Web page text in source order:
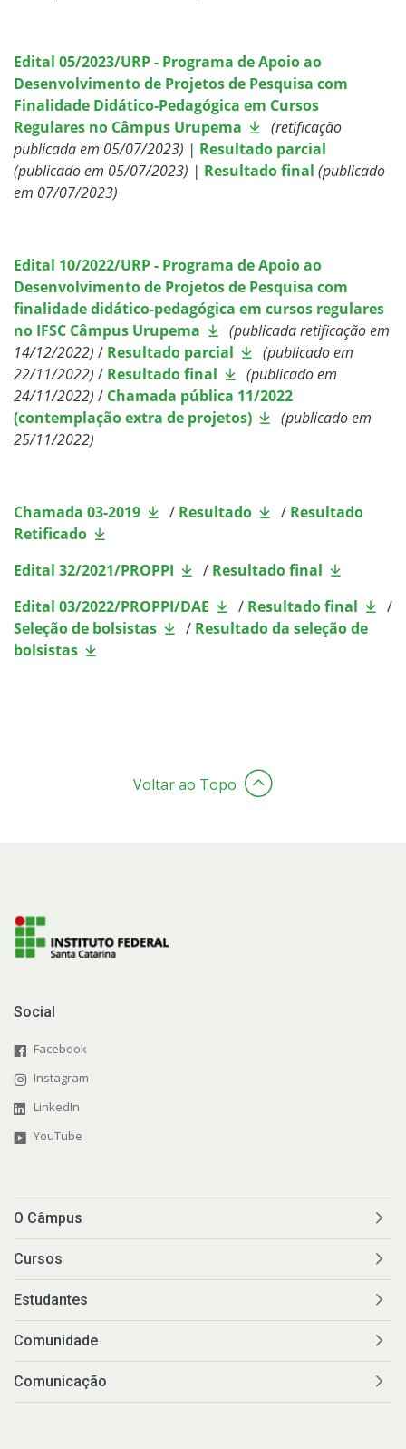
Edital 05/2023/URP - Programa de Apoio ao
Desenvolvimento de Projetos de Pesquisa com
Finalidade Didático-Pedagógica em Cursos
Regulares no Câmpus Urupema
(retificação
publicada em 05/07/2023) | Resultado parcial
(publicado em 05/07/2023) | Resultado final (publicado
em 07/07/2023)
Edital 10/2022/URP - Programa de Apoio ao
Desenvolvimento de Projetos de Pesquisa com
finalidade didático-pedagógica em cursos regulares
no IFSC Câmpus Urupema
(publicada retificação em
14/12/2022) / Resultado parcial
(publicado em
22/11/2022) / Resultado final
(publicado em
24/11/2022) / Chamada pública 11/2022
(contemplação extra de projetos)
(publicado em
25/11/2022)
Chamada 03-2019 / Resultado / Resultado
Retificado
Edital 32/2021/PROPPI
/ Resultado final
Edital 03/2022/PROPPI/DAE
/ Resultado final
/
Seleção de bolsistas
/ Resultado da seleção de
bolsistas
Voltar ao Topo
Social
Facebook
Instagram
LinkedIn
YouTube
O Câmpus
Cursos
Estudantes
Comunidade
Comunicação